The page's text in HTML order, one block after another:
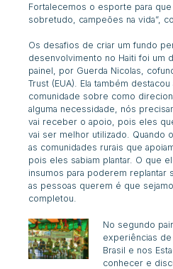
Fortalecemos o esporte para que
sobretudo, campeões na vida”,
Os desafios de criar um fundo
desenvolvimento no Haiti foi um
painel, por Guerda Nicolas,
Trust (EUA). Ela também
comunidade sobre como
alguma necessidade, nós
vai receber o apoio, pois eles
vai ser melhor utilizado. Quando
as comunidades rurais que
pois eles sabiam plantar. O que
insumos para poderem replantar
as pessoas querem é que
completou.
No segundo
experiências
Brasil e nos
conhecer e